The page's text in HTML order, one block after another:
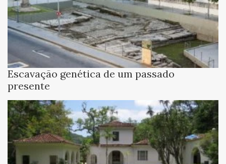
Escavação genética de um passado
presente